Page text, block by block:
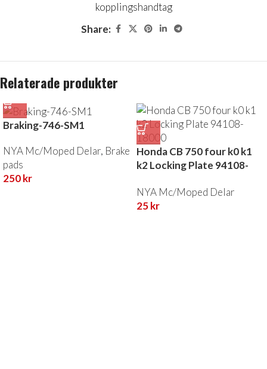
kopplingshandtag
Share:
Relaterade produkter
Braking-746-SM1
NYA Mc/Moped Delar, Brake
pads
250kr
Honda CB 750 four k0 k1
k2 Locking Plate 94108-
NYA Mc/Moped Delar
25kr